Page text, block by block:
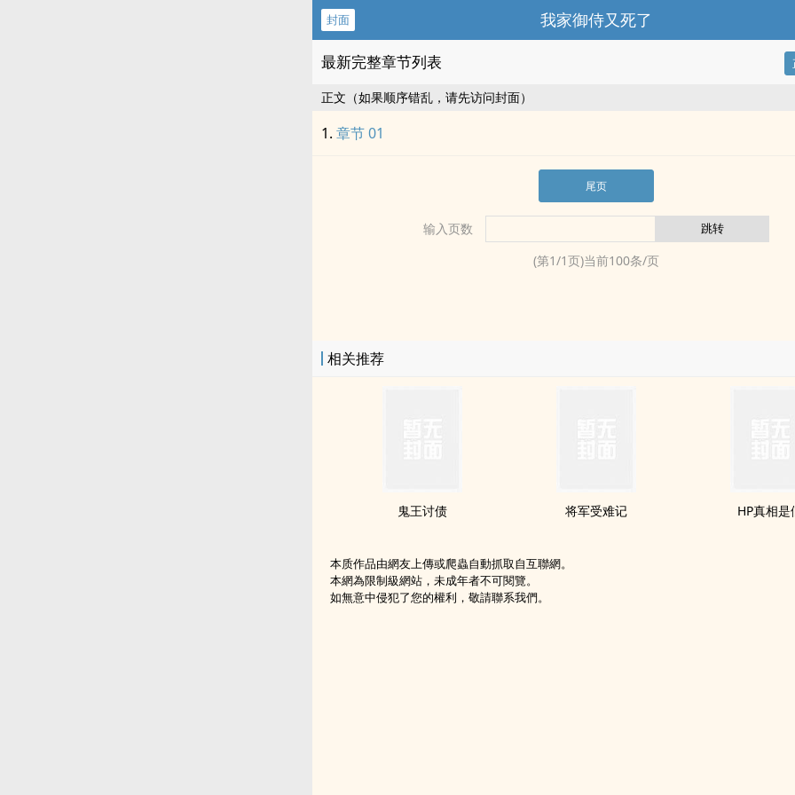
封面 我家御侍又死了
最新完整章节列表
正文（如果顺序错乱，请先访问封面）
章节 01
尾页
输入页数
(第1/1页)当前100条/页
相关推荐
鬼王讨债 将军受难记 HP真相是
本质作品由網友上傳或爬蟲自動抓取自互聯網。
本網為限制級網站，未成年者不可閱覽。
如無意中侵犯了您的權利，敬請聯系我們。